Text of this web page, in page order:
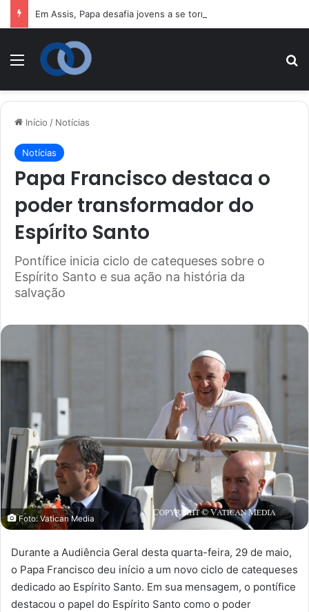
Em Assis, Papa desafia jovens a se tornarem “novos santos”
Menu
Início / Notícias
Notícias
Papa Francisco destaca o
poder transformador do
Espírito Santo
Pontífice inicia ciclo de catequeses sobre o
Espírito Santo e sua ação na história da
salvação
Foto: Vatican Media
Durante a Audiência Geral desta quarta-feira, 29 de maio,
o Papa Francisco deu início a um novo ciclo de catequeses
dedicado ao Espírito Santo. Em sua mensagem, o pontífice
destacou o papel do Espírito Santo como o poder